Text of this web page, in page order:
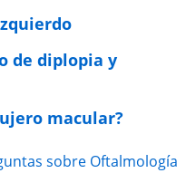
de diplopia y
macular?
sobre Oftalmología